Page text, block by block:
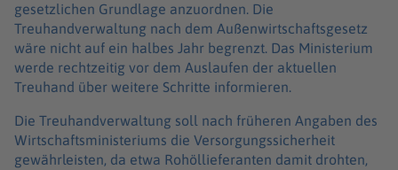
gesetzlichen Grundlage anzuordnen. Die
Treuhandverwaltung nach dem Außenwirtschaftsgesetz
wäre nicht auf ein halbes Jahr begrenzt. Das Ministerium
werde rechtzeitig vor dem Auslaufen der aktuellen
Treuhand über weitere Schritte informieren.
Die Treuhandverwaltung soll nach früheren Angaben des
Wirtschaftsministeriums die Versorgungssicherheit
gewährleisten, da etwa Rohöllieferanten damit drohten,